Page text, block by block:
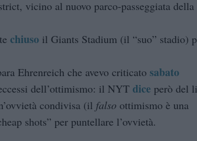
vicino al nuovo parco-passeggiata della
chiuso il Giants Stadium (il “suo” stadio)
Ehrenreich che avevo criticato sabato
dell’ottimismo: il NYT dice però del
condivisa (il falso ottimismo è una
shots” per puntellare l’ovvietà.